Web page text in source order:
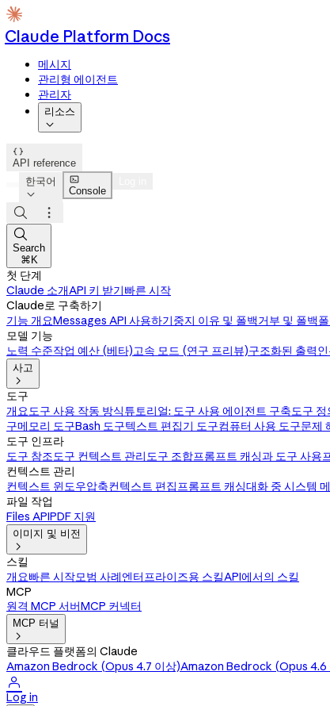
Claude Platform Docs
메시지
관리형 에이전트
관리자
리소스


API reference
한국어


Console



Search
⌘K
첫 단계
Claude 소개API 키 받기빠른 시작
Claude로 구축하기
기능 개요Messages API 사용하기중지 이유 및 폴백거부 및 폴백
모델 기능
노력 수준작업 예산 (베타)고속 모드 (연구 프리뷰)구조화된 출력
사고

도구
개요도구 사용 작동 방식튜토리얼: 도구 사용 에이전트 구축도구 정
구메모리 도구Bash 도구텍스트 편집기 도구컴퓨터 사용 도구문제
도구 인프라
도구 참조도구 컨텍스트 관리도구 조합프롬프트 캐싱과 도구 사용
컨텍스트 관리
컨텍스트 윈도우압축컨텍스트 편집프롬프트 캐싱대화 중 시스템
파일 작업
Files APIPDF 지원
이미지 및 비전

스킬
개요빠른 시작모범 사례엔터프라이즈용 스킬API에서의 스킬
MCP
원격 MCP 서버MCP 커넥터
MCP 터널

클라우드 플랫폼의 Claude
Amazon Bedrock (Opus 4.7 이상)Amazon Bedrock (Opus 4.6

Log in